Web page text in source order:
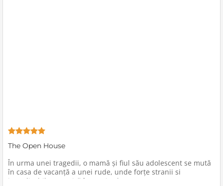
The Open House
În urma unei tragedii, o mamă şi fiul său adolescent se mută
în casa de vacanţă a unei rude, unde forţe stranii si
inexplicabile conspiră împotriva lor.